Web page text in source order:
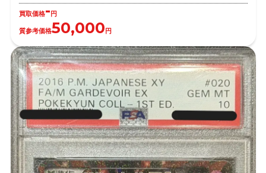
買取価格-円
質参考価格50,000円